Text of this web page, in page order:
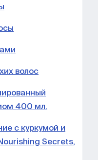
волос
400 мл.
с куркумой и
Secrets,